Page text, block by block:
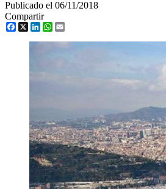
Publicado el 06/11/2018
Compartir
Facebook
X LinkedInWhatsApp